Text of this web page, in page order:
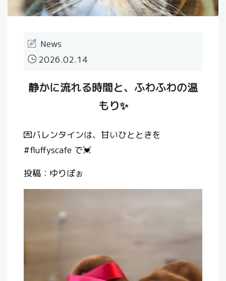
News
2026.02.14
静かに流れる時間と、ふわふわの温
もり✨
💌バレンタインは、甘いひとときを
#fluffyscafe で💓
投稿：ゆりぽぉ